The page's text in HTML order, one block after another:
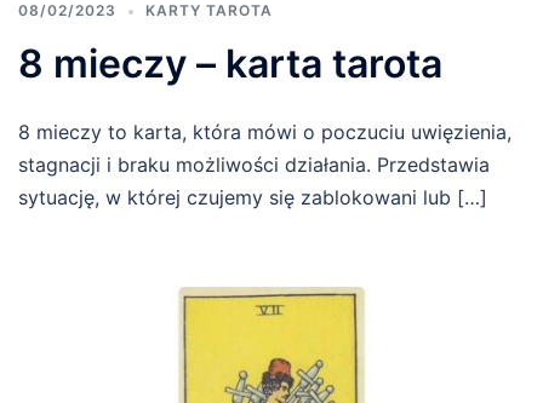
08/02/2023 KARTY TAROTA
8 mieczy – karta tarota
8 mieczy to karta, która mówi o poczuciu uwięzienia,
stagnacji i braku możliwości działania. Przedstawia
sytuację, w której czujemy się zablokowani lub […]